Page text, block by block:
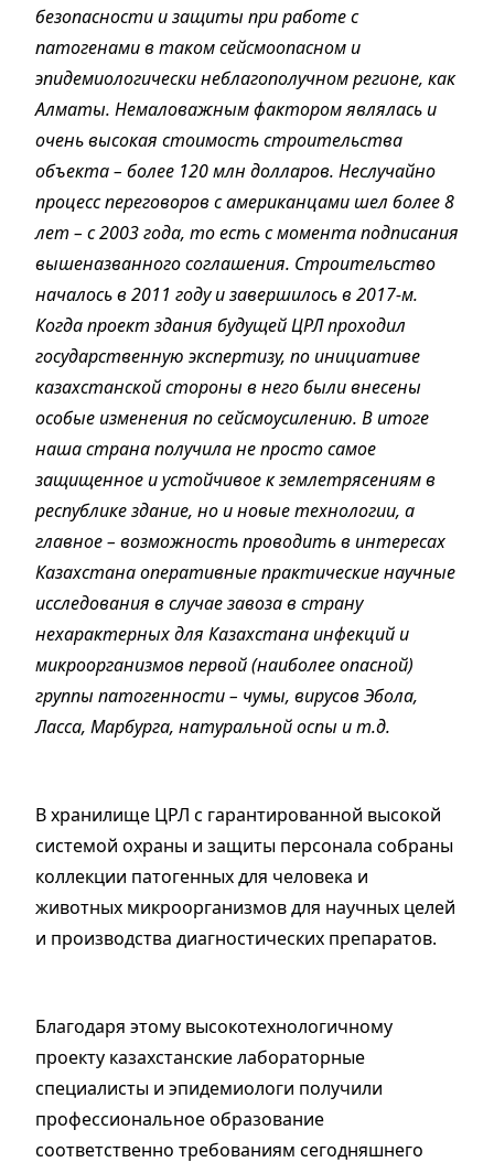
безопасности и защиты при работе с
патогенами в таком сейсмоопасном и
эпидемиологически неблагополучном регионе, как
Алматы. Немаловажным фактором являлась и
очень высокая стоимость строительства
объекта – более 120 млн долларов. Неслучайно
процесс переговоров с американцами шел более 8
лет – с 2003 года, то есть с момента подписания
вышеназванного соглашения. Строительство
началось в 2011 году и завершилось в 2017-м.
Когда проект здания будущей ЦРЛ проходил
государственную экспертизу, по инициативе
казахстанской стороны в него были внесены
особые изменения по сейсмоусилению. В итоге
наша страна получила не просто самое
защищенное и устойчивое к землетрясениям в
республике здание, но и новые технологии, а
главное – возможность проводить в интересах
Казахстана оперативные практические научные
исследования в случае завоза в страну
нехарактерных для Казахстана инфекций и
микроорганизмов первой (наиболее опасной)
группы патогенности – чумы, вирусов Эбола,
Ласса, Марбурга, натуральной оспы и т.д.
В хранилище ЦРЛ с гарантированной высокой
системой охраны и защиты персонала собраны
коллекции патогенных для человека и
животных микроорганизмов для научных целей
и производства диагностических препаратов.
Благодаря этому высокотехнологичному
проекту казахстанские лабораторные
специалисты и эпидемиологи получили
профессиональное образование
соответственно требованиям сегодняшнего